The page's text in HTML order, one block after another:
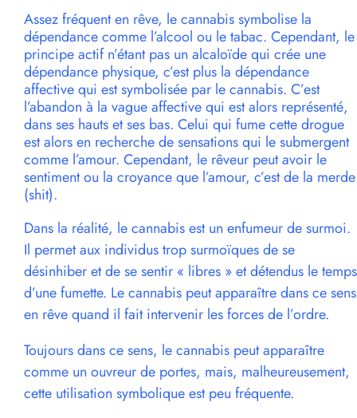
Assez fréquent en rêve, le cannabis symbolise la
dépendance comme l’alcool ou le tabac. Cependant, le
principe actif n’étant pas un alcaloïde qui crée une
dépendance physique, c’est plus la dépendance
affective qui est symbolisée par le cannabis. C’est
l’abandon à la vague affective qui est alors représenté,
dans ses hauts et ses bas. Celui qui fume cette drogue
est alors en recherche de sensations qui le submergent
comme l’amour. Cependant, le rêveur peut avoir le
sentiment ou la croyance que l’amour, c’est de la merde
(shit).
Dans la réalité, le cannabis est un enfumeur de surmoi.
Il permet aux individus trop surmoïques de se
désinhiber et de se sentir « libres » et détendus le temps
d’une fumette. Le cannabis peut apparaître dans ce sens
en rêve quand il fait intervenir les forces de l’ordre.
Toujours dans ce sens, le cannabis peut apparaître
comme un ouvreur de portes, mais, malheureusement,
cette utilisation symbolique est peu fréquente.